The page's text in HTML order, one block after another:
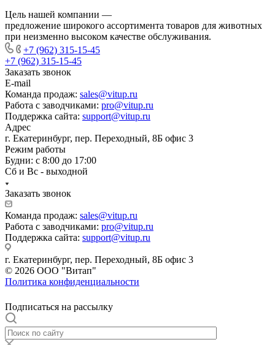
Цель нашей компании —
предложение широкого ассортимента товаров для животных
при неизменно высоком качестве обслуживания.
+7 (962) 315-15-45
+7 (962) 315-15-45
Заказать звонок
E-mail
Команда продаж: sales@vitup.ru
Работа с заводчиками: pro@vitup.ru
Поддержка сайта: support@vitup.ru
Адрес
г. Екатеринбург, пер. Переходный, 8Б офис 3
Режим работы
Будни: с 8:00 до 17:00
Сб и Вс - выходной
Заказать звонок
Команда продаж: sales@vitup.ru
Работа с заводчиками: pro@vitup.ru
Поддержка сайта: support@vitup.ru
г. Екатеринбург, пер. Переходный, 8Б офис 3
© 2026 ООО "Витап"
Политика конфиденциальности
Подписаться на рассылку